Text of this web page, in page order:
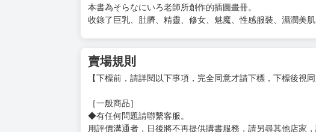
本書為そらなにいろ老師所創作的插圖畫冊。
收錄了巨乳、肚臍、精靈、修女、魅魔、性感服裝、濕潤美
賣場規則
【下標前，請詳閱以下事項，完全同意才請下標，下標後視同
［一般商品］
◆有任何問題請聯繫客服。
用評價溝通者，日後將不再提供購書服務，請另尋其他店家，